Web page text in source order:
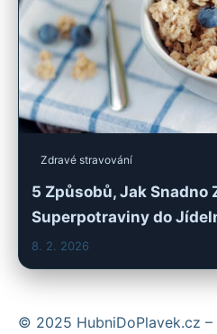
Zdravé stravování
5 Způsobů, Jak Snadno
Superpotraviny do
8. 2. 2026
© 2025 HubniDoPlavek.cz –